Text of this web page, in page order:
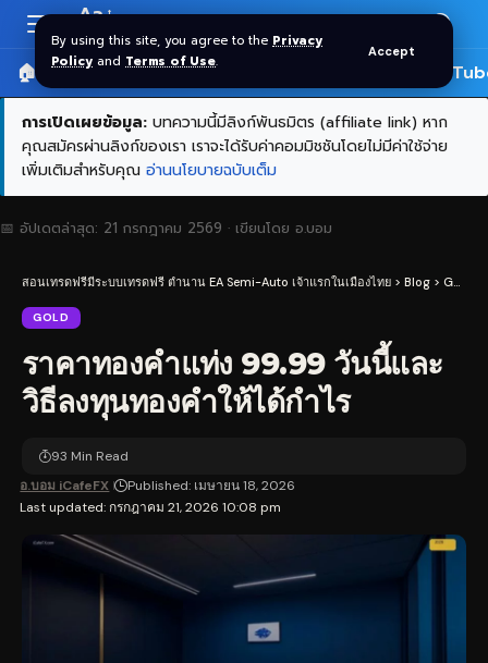
By using this site, you agree to the Privacy
Policy and Terms of Use.
Accept
Resizer
Aa
🏠 หน้าแรก ราคาทอง SPDR 🎬
การเปิดเผยข้อมูล: บทความนี้มีลิงก์พันธมิตร (affiliate link) หาก
คุณสมัครผ่านลิงก์ของเรา เราจะได้รับค่าคอมมิชชันโดยไม่มีค่าใช้จ่าย
เพิ่มเติมสำหรับคุณ อ่านนโยบายฉบับเต็ม
📅 อัปเดตล่าสุด: 21 กรกฎาคม 2569 · เขียนโดย อ.บอม
สอนเทรดฟรีมีระบบเทรดฟรี ตำนาน EA Semi-Auto เจ้าแรกในเมืองไทย > Blog > Gold
GOLD
ราคาทองคำแท่ง 99.99 วันนี้และ
วิธีลงทุนทองคำให้ได้กำไร
Last updated: กรกฎาคม 21, 2026 10:08 pm
อ.บอม iCafeFX Published: เมษายน 18, 2026
93 Min Read